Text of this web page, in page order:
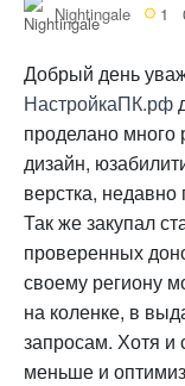
Nightingale 1
Добрый день
НастройкаПК.рф
проделано
дизайн,
верстка,
Так же закупал
проверенных
своему региону
на коленке, в
запросам. Хотя и
меньше и